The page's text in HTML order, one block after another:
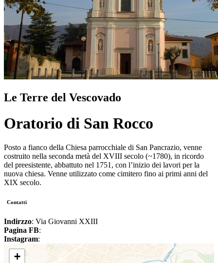
Le Terre del Vescovado
Oratorio di San Rocco
Posto a fianco della Chiesa parrocchiale di San Pancrazio, venne
costruito nella seconda metà del XVIII secolo (~1780), in ricordo
del preesistente, abbattuto nel 1751, con l’inizio dei lavori per la
nuova chiesa. Venne utilizzato come cimitero fino ai primi anni del
XIX secolo.
Contatti
Indirzzo: Via Giovanni XXIII
Pagina FB:
Instagram:
+